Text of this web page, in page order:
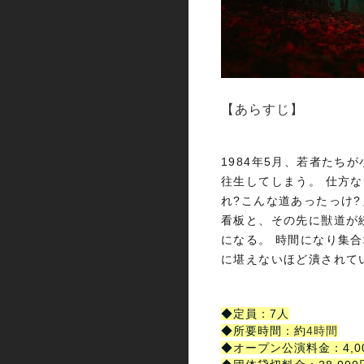
【あらすじ】
1984年5月、若者たちが
往生してしまう。 仕方
れ?こんな道あったっけ
看板と、その先に獣道が
になる。 時間になり集
に堪えないほど潰され
◆定員：7人
◆所要時間：約4時間
◆オープン公演料金：